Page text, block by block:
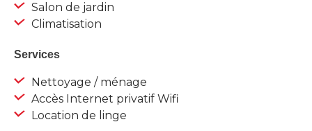
Salon de jardin
Climatisation
Services
Nettoyage / ménage
Accès Internet privatif Wifi
Location de linge